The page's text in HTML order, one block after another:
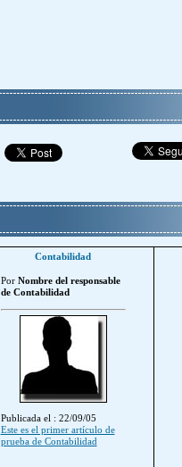
Contabilidad
Por Nombre del responsable
de Contabilidad
Publicada el : 22/09/05
Este es el primer artículo de
prueba de Contabilidad